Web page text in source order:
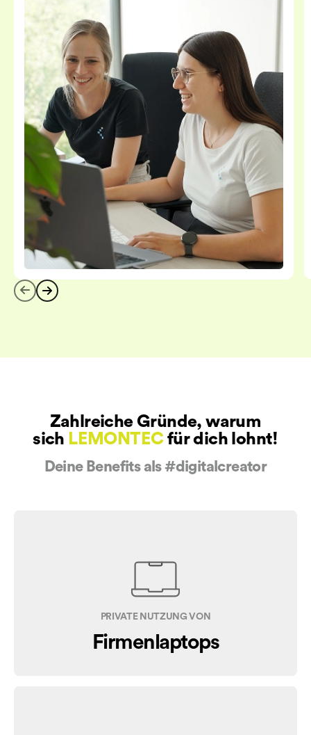
Zahlreiche Gründe, warum
sich LEMONTECfür dich lohnt!
Deine Benefits als #digitalcreator
PRIVATE NUTZUNG VON
Firmenlaptops